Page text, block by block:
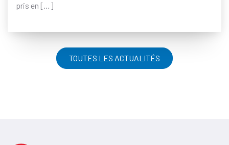
pris en […]
TOUTES LES ACTUALITÉS